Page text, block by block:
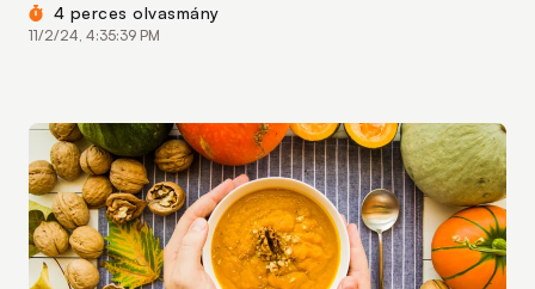
4 perces olvasmány
11/2/24, 4:35:39 PM